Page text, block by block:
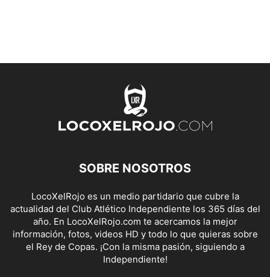
SOBRE NOSOTROS
LocoXelRojo es un medio partidario que cubre la
actualidad del Club Atlético Independiente los 365 días del
año. En LocoXelRojo.com te acercamos la mejor
información, fotos, videos HD y todo lo que quieras sobre
el Rey de Copas. ¡Con la misma pasión, siguiendo a
Independiente!